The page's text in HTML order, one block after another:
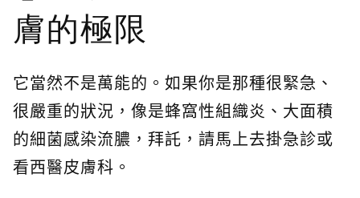
膚的極限
它當然不是萬能的。如果你是那種很緊急、
很嚴重的狀況，像是蜂窩性組織炎、大面積
的細菌感染流膿，拜託，請馬上去掛急診或
看西醫皮膚科。